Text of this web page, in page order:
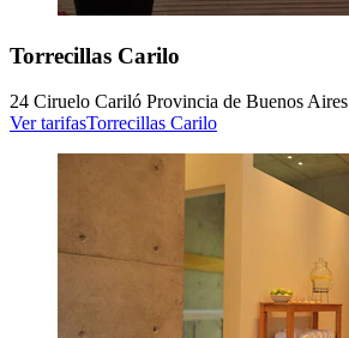
Torrecillas Carilo
24 Ciruelo Cariló Provincia de Buenos Aires
Ver tarifasTorrecillas Carilo